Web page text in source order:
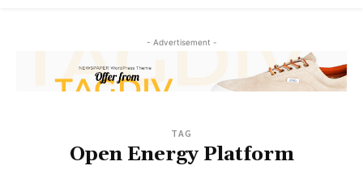
- Advertisement -
TAG
Open Energy Platform